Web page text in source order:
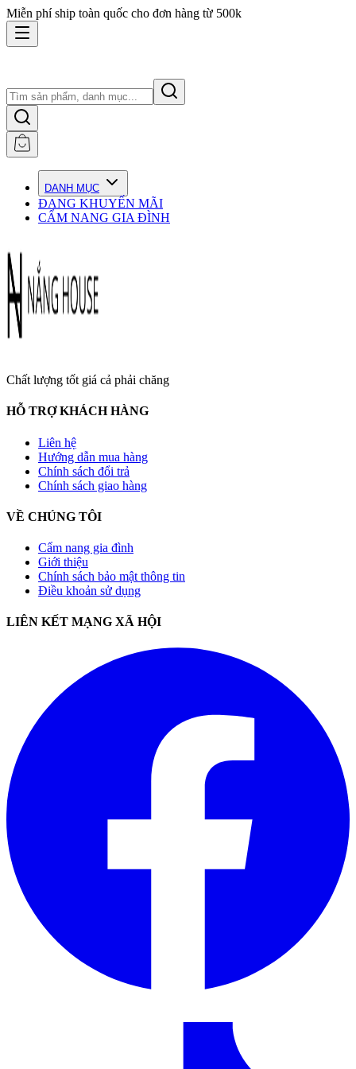
Miễn phí ship toàn quốc cho đơn hàng từ 500k
DANH MỤC
ĐANG KHUYẾN MÃI
CẨM NANG GIA ĐÌNH
Chất lượng tốt giá cả phải chăng
HỖ TRỢ KHÁCH HÀNG
Liên hệ
Hướng dẫn mua hàng
Chính sách đổi trả
Chính sách giao hàng
VỀ CHÚNG TÔI
Cẩm nang gia đình
Giới thiệu
Chính sách bảo mật thông tin
Điều khoản sử dụng
LIÊN KẾT MẠNG XÃ HỘI